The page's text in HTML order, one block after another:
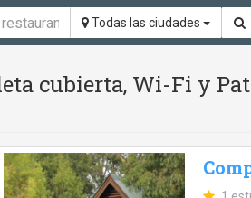
Todas las ciudades
cubierta, Wi-Fi y